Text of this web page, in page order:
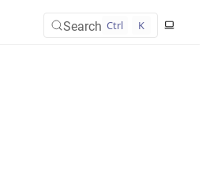
Search Ctrl K